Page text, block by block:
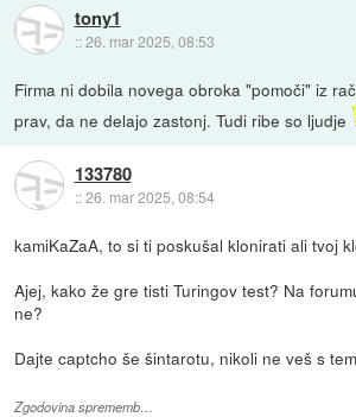
tony1
::26. mar 2025, 08:53
Firma ni dobila novega obroka "pomoči" iz
prav, da ne delajo zastonj. Tudi ribe so ljudje
133780
::26. mar 2025, 08:54
kamiKaZaA, to si ti poskušal klonirati ali tvoj
Ajej, kako že gre tisti Turingov test? Na
ne?
Dajte captcho še šintarotu, nikoli ne veš s
Zgodovina sprememb…